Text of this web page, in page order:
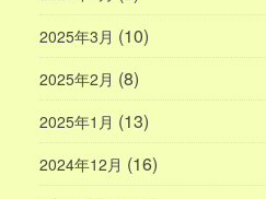
2025年3月 (10)
2025年2月 (8)
2025年1月 (13)
2024年12月 (16)